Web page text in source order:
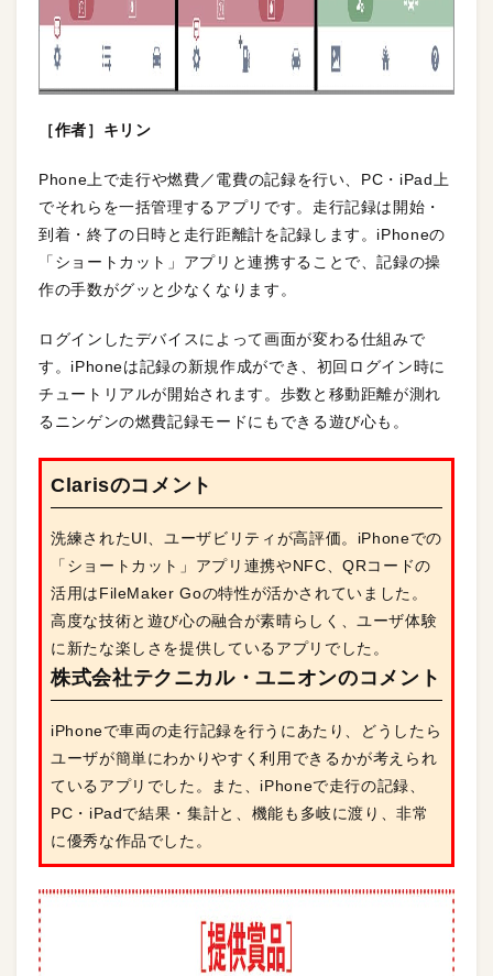
［作者］キリン
Phone上で走行や燃費／電費の記録を行い、PC・iPad上
でそれらを一括管理するアプリです。走行記録は開始・
到着・終了の日時と走行距離計を記録します。iPhoneの
「ショートカット」アプリと連携することで、記録の操
作の手数がグッと少なくなります。
ログインしたデバイスによって画面が変わる仕組みで
す。iPhoneは記録の新規作成ができ、初回ログイン時に
チュートリアルが開始されます。歩数と移動距離が測れ
るニンゲンの燃費記録モードにもできる遊び心も。
Clarisのコメント
洗練されたUI、ユーザビリティが高評価。iPhoneでの
「ショートカット」アプリ連携やNFC、QRコードの
活用はFileMaker Goの特性が活かされていました。
高度な技術と遊び心の融合が素晴らしく、ユーザ体験
に新たな楽しさを提供しているアプリでした。
株式会社テクニカル・ユニオンのコメント
iPhoneで車両の走行記録を行うにあたり、どうしたら
ユーザが簡単にわかりやすく利用できるかが考えられ
ているアプリでした。また、iPhoneで走行の記録、
PC・iPadで結果・集計と、機能も多岐に渡り、非常
に優秀な作品でした。